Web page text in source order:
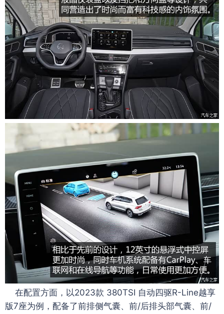
在配置方面，以2023款 380TSI 自动四驱R-Line越享
版7座为例，配备了前排侧气囊、前/后排头部气囊、前/